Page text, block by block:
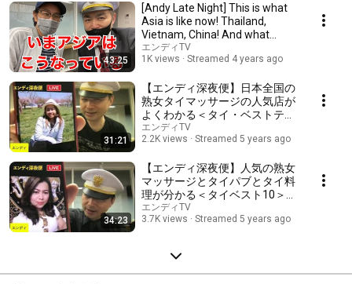
43:25
[Andy Late Night] This is what
Asia is like now! Thailand,
Vietnam, China! And what
about Japan i...
エンディTV
1K views
Streamed 4 years ago
31:21
【エンディ深夜便】日本全国の
熟女タイマッサージの人気店が
よくわかる＜タイ・ベストテン
＞
エンディTV
2.2K views
Streamed 5 years ago
34:23
【エンディ深夜便】人気の熟女
マッサージとタイパブとタイ料
理が分かる＜タイベスト10＞
（2021年6月28日）
エンディTV
3.7K views
Streamed 5 years ago